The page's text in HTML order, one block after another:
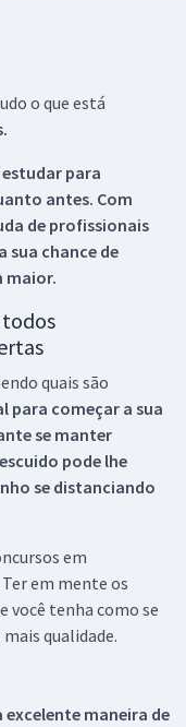
o que está
estudar para
antes. Com
de profissionais
sua chance de
maior.
todos
quais são
para começar a sua
se manter
pode lhe
se distanciando
em
em mente os
você tenha como se
qualidade.
excelente maneira de